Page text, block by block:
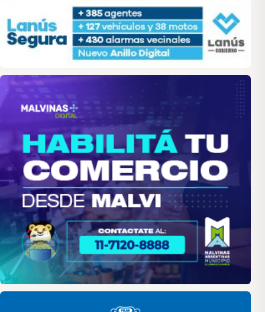
malvinas
Pilar